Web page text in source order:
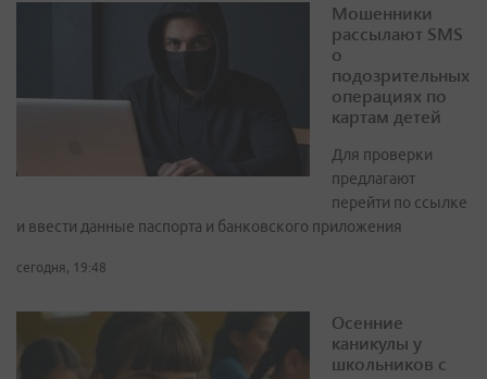
Мошенники
рассылают SMS
о
подозрительных
операциях по
картам детей
Для проверки
предлагают
перейти по ссылке
и ввести данные паспорта и банковского приложения
сегодня, 19:48
Осенние
каникулы у
школьников с